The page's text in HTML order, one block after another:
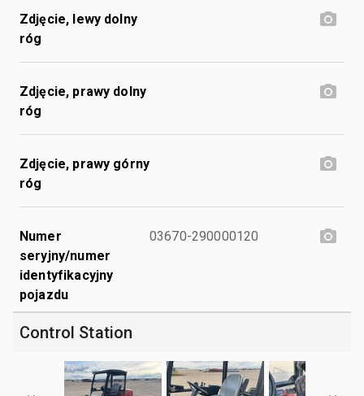
Zdjęcie, lewy dolny
róg
Zdjęcie, prawy dolny
róg
Zdjęcie, prawy górny
róg
Numer
seryjny/numer
identyfikacyjny
pojazdu
03670-290000120
Control Station